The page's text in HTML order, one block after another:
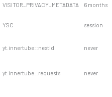
VISITOR_PRIVACY_METADATA 6 months
YSC session
yt.innertube::nextId never
yt.innertube::requests never